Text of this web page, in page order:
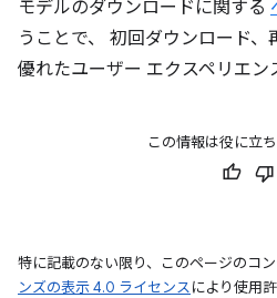
モデルのダウンロードに関する
うことで、 初回ダウンロード
優れたユーザー エクスペリエン
この情報は役に立
特に記載のない限り、このページのコ
ンズの表示 4.0 ライセンスにより使用